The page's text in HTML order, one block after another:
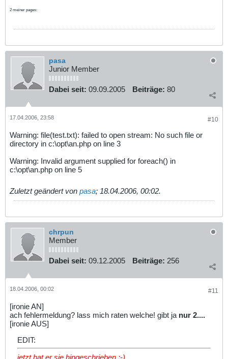
2 meiner pages:
pasa
Junior Member
Dabei seit: 09.09.2005 Beiträge: 80
#10
17.04.2006, 23:58
Warning: file(test.txt): failed to open stream: No such file or
directory in c:\opt\an.php on line 3
Warning: Invalid argument supplied for foreach() in
c:\opt\an.php on line 5
Zuletzt geändert von pasa; 18.04.2006, 00:02.
chrpun
Member
Dabei seit: 09.12.2005 Beiträge: 256
#11
18.04.2006, 00:02
[ironie AN]
ach fehlermeldung? lass mich raten welche! gibt ja nur 2....
[ironie AUS]
EDIT:
jetzt hat er sie hingeschrieben ;-)